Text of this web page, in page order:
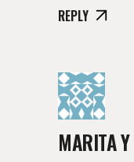
REPLY
MARITA